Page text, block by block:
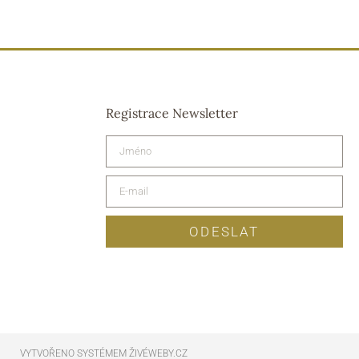
Registrace Newsletter
ODESLAT
VYTVOŘENO SYSTÉMEM ŽIVÉWEBY.CZ